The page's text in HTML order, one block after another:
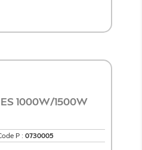
1000W/1500W
P : 0730005